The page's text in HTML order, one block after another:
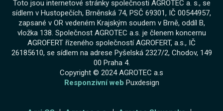
Toto jsou internetové stránky společnosti AGROTEC a. s., se
sídlem v Hustopečích, Brněnská 74, PSČ 69301, IČ 00544957,
zapsané v OR vedeném Krajským soudem v Brně, oddíl B,
vložka 138. Společnost AGROTEC a.s. je členem koncernu
AGROFERT řízeného společností AGROFERT, a.s., IČ
26185610, se sídlem na adrese Pyšelská 2327/2, Chodov, 149
00 Praha 4.
Copyright © 2024 AGROTEC a.s
Responzivní web Puxdesign